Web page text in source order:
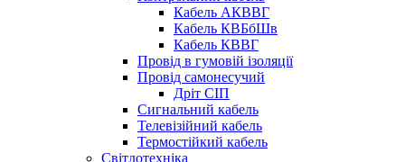
Кабель АКВВГ
Кабель КВБбШв
Кабель КВВГ
Провід в гумовій ізоляції
Провід самонесучий
Дріт СІП
Сигнальний кабель
Телевізійний кабель
Термостійкий кабель
Світлотехніка